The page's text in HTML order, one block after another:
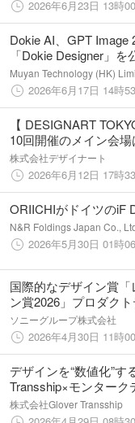
2026年6月23日 13時
Dokie AI、GPT Image
「Dokie Designer」を
Muyan Technology (HK)
2026年6月17日 14時
【 DESIGNART
10回開催のメイン会
する銀座・有楽町エリ
株式会社デザイナート
2026年6月12日 17時
ORIICHIがドイツのiF
N&R Foldings Japan Co.,
2026年5月30日 01時
国際的なデザイン賞
ン賞2026」プロダク
計2件が受賞
ソニーグループ株式会社
2026年4月30日 11時
デザインを“数値化”す
Transship×モンター
価サービス「Keyfactor
始
株式会社Glover Transship